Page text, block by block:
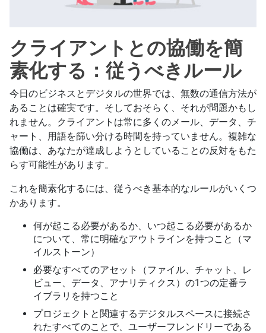
クライアントとの協働を簡
素化する：従うべきルール
今日のビジネスとデジタルの世界では、無数の通信方法が
あることは確実です。そしておそらく、それが問題かもし
れません。クライアントは常に多くのメール、データ、チ
ャート、用語を篩い分ける時間を持っていません。複雑な
協働は、あなたが達成しようとしていることの反対をもた
らす可能性があります。
これを簡素化するには、従うべき基本的なルールがいくつ
かあります。
何が起こる必要があるか、いつ起こる必要があるか
について、常に明確なアウトラインを持つこと（マ
イルストーン）
必要なすべてのアセット（ファイル、チャット、レ
ビュー、データ、アナリティクス）の1つの定番ラ
イブラリを持つこと
プロジェクトと関連するデジタルスペースに接続さ
れたすべてのことで、ユーザーフレンドリーである